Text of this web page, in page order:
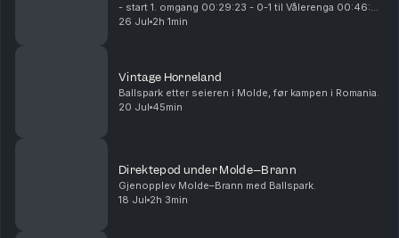
- start 1. omgang 00:29:23 - 0-1 til Vålerenga 00:46:25
- 0-2 til Vålerenga 00:54:26 - 0-3 til Vålerenga
26 Jul 2h 1min
Vintage Horneland
Ballspark etter seieren i Molde, før kampen i Romania.
20 Jul 45min
Direktepod under Molde–Brann
Gjenopplev Molde–Brann med Ballspark.
18 Jul 2h 3min